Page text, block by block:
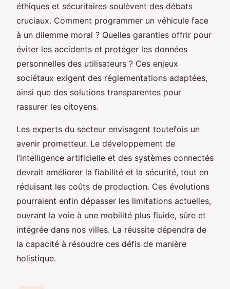
éthiques et sécuritaires soulèvent des débats
cruciaux. Comment programmer un véhicule face
à un dilemme moral ? Quelles garanties offrir pour
éviter les accidents et protéger les données
personnelles des utilisateurs ? Ces enjeux
sociétaux exigent des réglementations adaptées,
ainsi que des solutions transparentes pour
rassurer les citoyens.
Les experts du secteur envisagent toutefois un
avenir prometteur. Le développement de
l’intelligence artificielle et des systèmes connectés
devrait améliorer la fiabilité et la sécurité, tout en
réduisant les coûts de production. Ces évolutions
pourraient enfin dépasser les limitations actuelles,
ouvrant la voie à une mobilité plus fluide, sûre et
intégrée dans nos villes. La réussite dépendra de
la capacité à résoudre ces défis de manière
holistique.